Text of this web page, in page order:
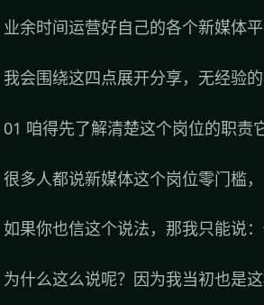
业余时间运营好自己的各个新媒体
我会围绕这四点展开分享，无经验
01 咱得先了解清楚这个岗位的职责
很多人都说新媒体这个岗位零门槛
如果你也信这个说法，那我只能说：
为什么这么说呢？因为我当初也是这